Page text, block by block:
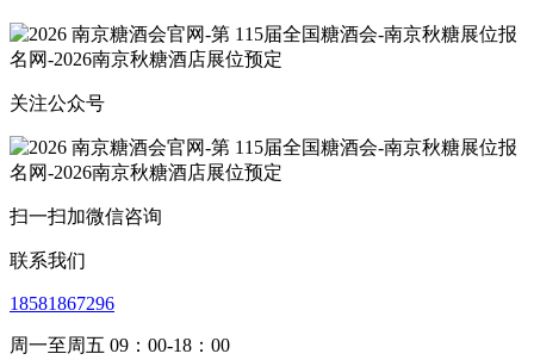
关注公众号
扫一扫加微信咨询
联系我们
18581867296
周一至周五 09：00-18：00